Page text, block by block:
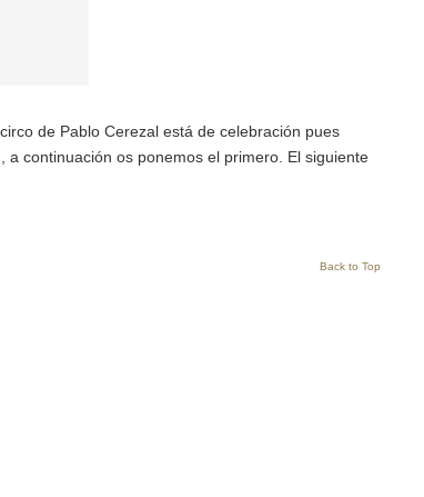
de Pablo Cerezal está de celebración pues
continuación os ponemos el primero. El siguiente
Back to Top